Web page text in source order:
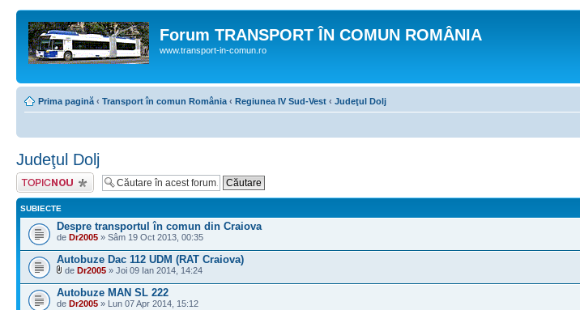
Forum TRANSPORT ÎN COMUN ROMÂNIA
www.transport-in-comun.ro
Prima pagină ‹ Transport în comun România ‹ Regiunea IV Sud-Vest ‹ Judeţul Dolj
Judeţul Dolj
Scrie un subiect
nou
SUBIECTE
Despre transportul în comun din Craiova
de Dr2005 » Sâm 19 Oct 2013, 00:35
Autobuze Dac 112 UDM (RAT Craiova)
de Dr2005 » Joi 09 Ian 2014, 14:24
Autobuze MAN SL 222
de Dr2005 » Lun 07 Apr 2014, 15:12